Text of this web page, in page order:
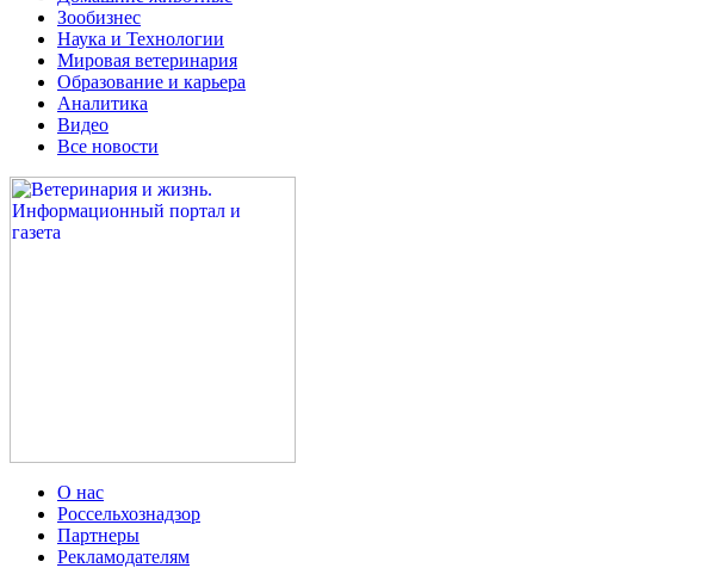
Зообизнес
Наука и Технологии
Мировая ветеринария
Образование и карьера
Аналитика
Видео
Все новости
О нас
Россельхознадзор
Партнеры
Рекламодателям